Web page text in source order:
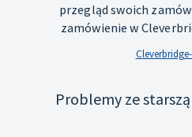
przegląd swoich
zamówienie w
Problemy ze